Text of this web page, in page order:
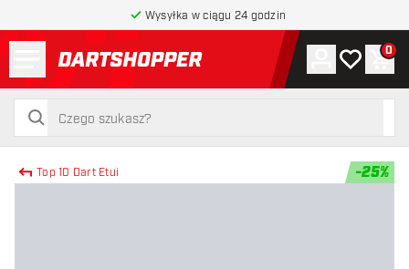
Wysyłka w ciągu 24 godzin
powrót do strony głównej
szukaj
szukaj
Konto
Moja lista
0
Top 10 Dart Etui -25%